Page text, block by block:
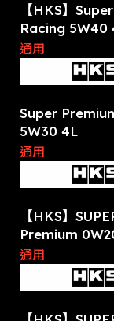
【HKS】
Racing 5W40
通用
Super
5W30 4L
通用
【HKS】
Premium
通用